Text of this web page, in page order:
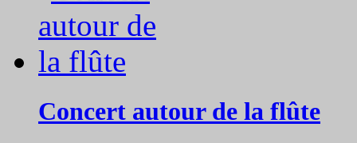
Concert autour de la flûte